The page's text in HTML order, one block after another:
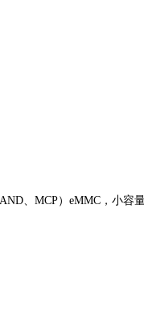
、MCP）eMMC，小容